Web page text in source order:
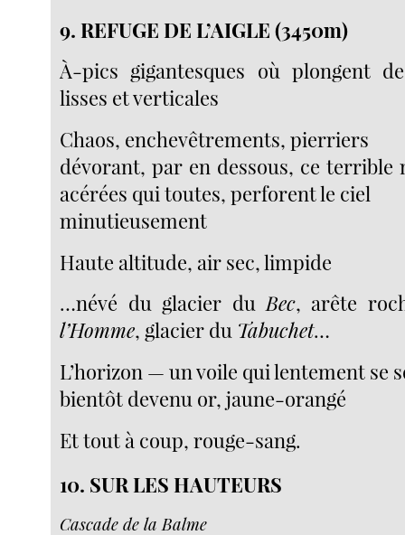
9. REFUGE DE L’AIGLE (3450m)
À-pics gigantesques où plongent
lisses et verticales
Chaos, enchevêtrements, pierriers
dévorant, par en dessous, ce terrible
acérées qui toutes, perforent le ciel
minutieusement
Haute altitude, air sec, limpide
…névé du glacier duBec, arête
l’Homme, glacier du Tabuchet…
L’horizon — un voile qui lentement se
bientôt devenu or, jaune-orangé
Et tout à coup, rouge-sang.
10. SUR LES HAUTEURS
Cascade de la Balme